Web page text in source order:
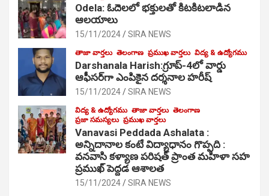
Odela: ఓదెల‌లో భక్తులతో కిటకిటలాడిన
ఆల‌యాలు
15/11/2024 SIRA NEWS
తాజా వార్తలు తెలంగాణ ప్రముఖ వార్తలు విద్య & ఉద్యోగము
Darshanala Harish:గ్రూప్-4లో వార్డు
ఆఫీసర్‌గా ఎంపికైన దర్శనాల హరీష్
15/11/2024 SIRA NEWS
విద్య & ఉద్యోగము తాజా వార్తలు తెలంగాణ
ప్రజా సమస్యలు ప్రముఖ వార్తలు
Vanavasi Peddada Ashalata :
అన్నిదానాల కంటే విద్యాధానం గొప్పది :
వనవాసి కళ్యాణ పరిషత్ ప్రాంత మహిళా సహ
ప్రముఖ్ పెద్దడ ఆశాలత
15/11/2024 SIRA NEWS